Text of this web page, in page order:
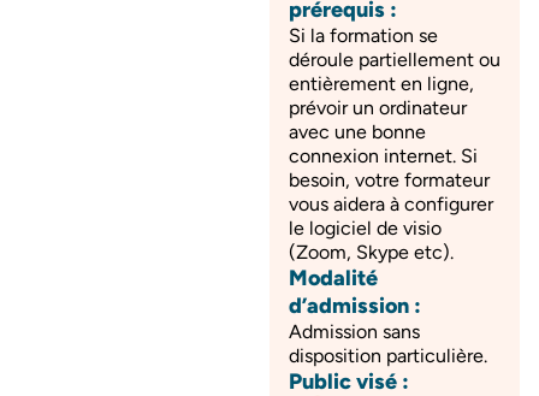
prérequis :
Si la formation se
déroule partiellement ou
entièrement en ligne,
prévoir un ordinateur
avec une bonne
connexion internet. Si
besoin, votre formateur
vous aidera à configurer
le logiciel de visio
(Zoom, Skype etc).
Modalité
d’admission :
Admission sans
disposition particulière.
Public visé :